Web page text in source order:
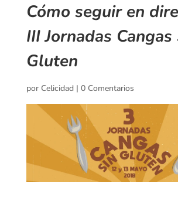
Cómo seguir en
III Jornadas Cangas
Gluten
por Celicidad| 0 Comentarios